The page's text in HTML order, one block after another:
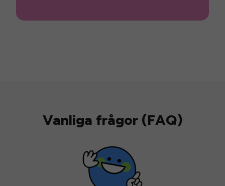
Vanliga frågor (FAQ)